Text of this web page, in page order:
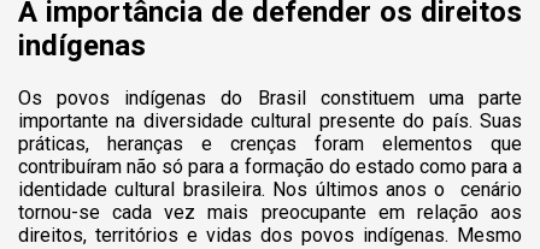
A importância de defender os direitos
indígenas
Os povos indígenas do Brasil constituem uma parte
importante na diversidade cultural presente do país. Suas
práticas, heranças e crenças foram elementos que
contribuíram não só para a formação do estado como para a
identidade cultural brasileira. Nos últimos anos o cenário
tornou-se cada vez mais preocupante em relação aos
direitos, territórios e vidas dos povos indígenas. Mesmo